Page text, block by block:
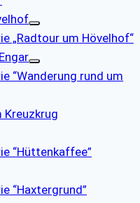
„Radtour um Hövelhof“
“Wanderung rund um
Kreuzkrug
“Hüttenkaffee”
“Haxtergrund”